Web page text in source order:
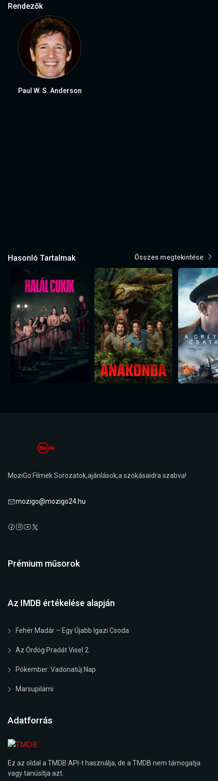
Rendezők
Paul W. S. Anderson
Hasonló Tartalmak Összes megtekintése
MoziGo:Filmek Sorozatok,ajánlások,a szokásaidra szabva!
mozigo@mozigo24.hu
Prémium műsorok
Az IMDB értékelése alapján
Fehér Madár – Egy Újabb Igazi Csoda
Az Ördög Pradát Visel 2.
Pókember: Vadonatúj Nap
Marsupilami
Adatforrás
Ez az oldal a TMDB API-t használja, de a TMDB nem támogatja
vagy tanúsítja azt.